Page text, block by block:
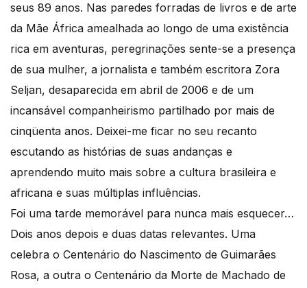
seus 89 anos. Nas paredes forradas de livros e de arte
da Mãe África amealhada ao longo de uma existência
rica em aventuras, peregrinações sente-se a presença
de sua mulher, a jornalista e também escritora Zora
Seljan, desaparecida em abril de 2006 e de um
incansável companheirismo partilhado por mais de
cinqüenta anos. Deixei-me ficar no seu recanto
escutando as histórias de suas andanças e
aprendendo muito mais sobre a cultura brasileira e
africana e suas múltiplas influências.
Foi uma tarde memorável para nunca mais esquecer…
Dois anos depois e duas datas relevantes. Uma
celebra o Centenário do Nascimento de Guimarães
Rosa, a outra o Centenário da Morte de Machado de